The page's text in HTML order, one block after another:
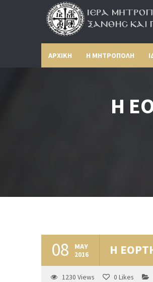
ΑΡΧΙΚΗ Η ΜΗΤΡΟΠΟΛΗ
Η
08 MAY
2016 Η
1230 Views 0 Likes